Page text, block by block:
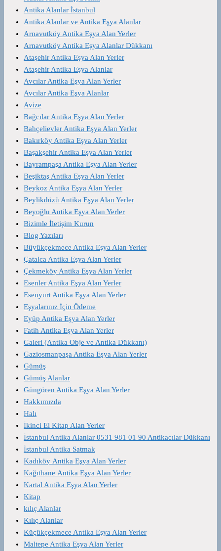
Antika Alanlar İstanbul
Antika Alanlar ve Antika Eşya Alanlar
Arnavutköy Antika Eşya Alan Yerler
Arnavutköy Antika Eşya Alanlar Dükkanı
Ataşehir Antika Eşya Alan Yerler
Ataşehir Antika Eşya Alanlar
Avcılar Antika Eşya Alan Yerler
Avcılar Antika Eşya Alanlar
Avize
Bağcılar Antika Eşya Alan Yerler
Bahçelievler Antika Eşya Alan Yerler
Bakırköy Antika Eşya Alan Yerler
Başakşehir Antika Eşya Alan Yerler
Bayrampaşa Antika Eşya Alan Yerler
Beşiktaş Antika Eşya Alan Yerler
Beykoz Antika Eşya Alan Yerler
Beylikdüzü Antika Eşya Alan Yerler
Beyoğlu Antika Eşya Alan Yerler
Bizimle İletişim Kurun
Blog Yazıları
Büyükçekmece Antika Eşya Alan Yerler
Çatalca Antika Eşya Alan Yerler
Çekmeköy Antika Eşya Alan Yerler
Esenler Antika Eşya Alan Yerler
Esenyurt Antika Eşya Alan Yerler
Eşyalarınız İçin Ödeme
Eyüp Antika Eşya Alan Yerler
Fatih Antika Eşya Alan Yerler
Galeri (Antika Obje ve Antika Dükkanı)
Gaziosmanpaşa Antika Eşya Alan Yerler
Gümüş
Gümüş Alanlar
Güngören Antika Eşya Alan Yerler
Hakkımızda
Halı
İkinci El Kitap Alan Yerler
İstanbul Antika Alanlar 0531 981 01 90 Antikacılar Dükkanı
İstanbul Antika Satmak
Kadıköy Antika Eşya Alan Yerler
Kağıthane Antika Eşya Alan Yerler
Kartal Antika Eşya Alan Yerler
Kitap
kılıç Alanlar
Kılıç Alanlar
Küçükçekmece Antika Eşya Alan Yerler
Maltepe Antika Eşya Alan Yerler